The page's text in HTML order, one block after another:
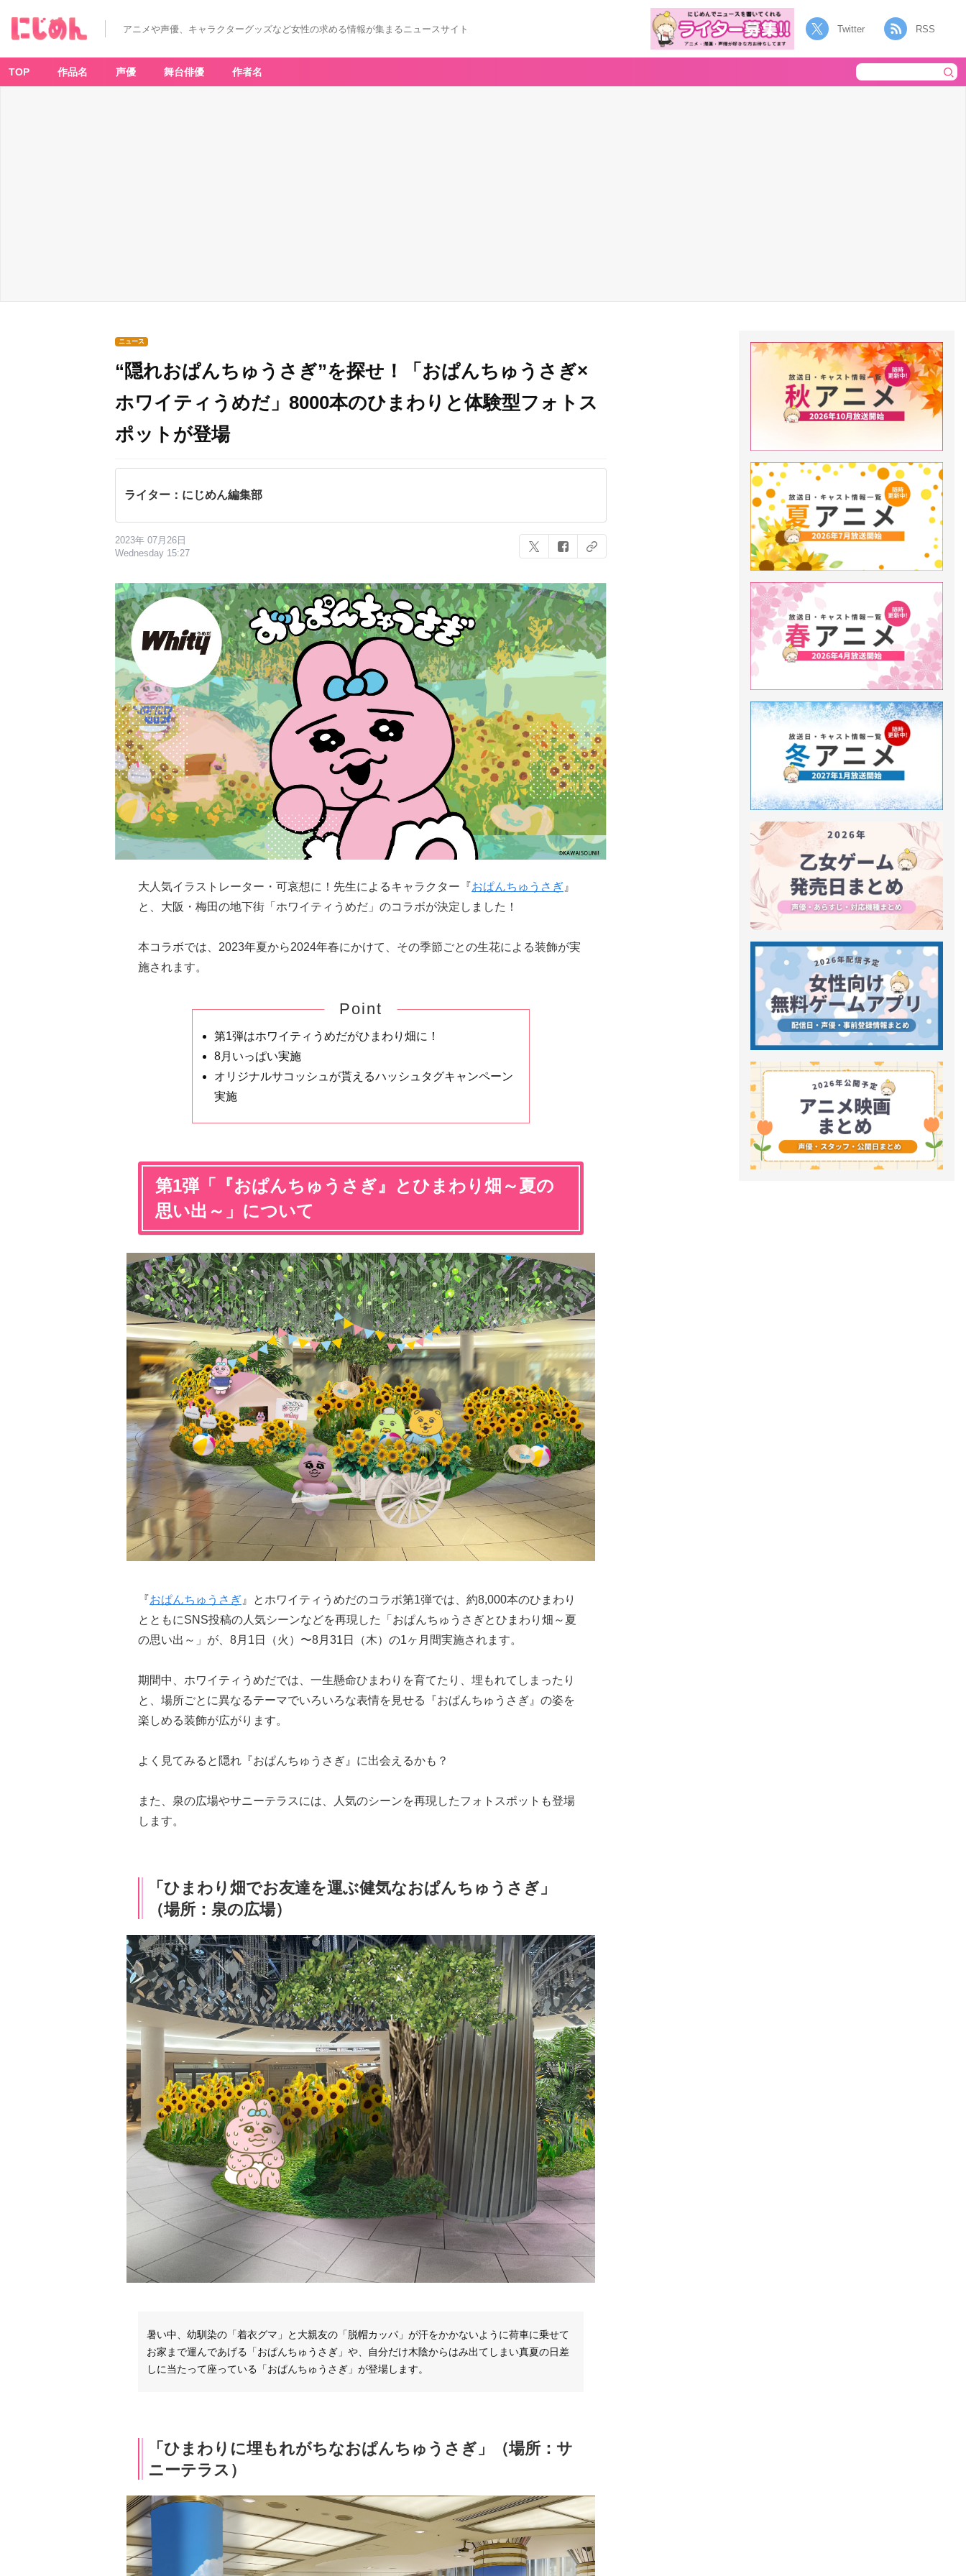
アニメや声優、キャラクターグッズなど女性の求める情報が集まるニュースサイト Twitter RSS
TOP 作品名 声優 舞台俳優 作者名
ニュース
“隠れおぱんちゅうさぎ”を探せ！「おぱんちゅうさぎ×
ホワイティうめだ」8000本のひまわりと体験型フォトス
ポットが登場
ライター：にじめん編集部
2023年 07月26日
Wednesday 15:27
大人気イラストレーター・可哀想に！先生によるキャラクター『おぱんちゅうさぎ 』
と、大阪・梅田の地下街「ホワイティうめだ」のコラボが決定しました！
本コラボでは、2023年夏から2024年春にかけて、その季節ごとの生花による装飾が実
施されます。
Point
第1弾はホワイティうめだがひまわり畑に！
8月いっぱい実施
オリジナルサコッシュが貰えるハッシュタグキャンペーン
実施
第1弾「『おぱんちゅうさぎ』とひまわり畑～夏の
思い出～」について
『おぱんちゅうさぎ 』とホワイティうめだのコラボ第1弾では、約8,000本のひまわり
とともにSNS投稿の人気シーンなどを再現した「おぱんちゅうさぎとひまわり畑～夏
の思い出～」が、8月1日（火）〜8月31日（木）の1ヶ月間実施されます。
期間中、ホワイティうめだでは、一生懸命ひまわりを育てたり、埋もれてしまったり
と、場所ごとに異なるテーマでいろいろな表情を見せる『おぱんちゅうさぎ』の姿を
楽しめる装飾が広がります。
よく見てみると隠れ『おぱんちゅうさぎ』に出会えるかも？
また、泉の広場やサニーテラスには、人気のシーンを再現したフォトスポットも登場
します。
「ひまわり畑でお友達を運ぶ健気なおぱんちゅうさぎ」
（場所：泉の広場）
暑い中、幼馴染の「着衣グマ」と大親友の「脱帽カッパ」が汗をかかないように荷車に乗せて
お家まで運んであげる「おぱんちゅうさぎ」や、自分だけ木陰からはみ出てしまい真夏の日差
しに当たって座っている「おぱんちゅうさぎ」が登場します。
「ひまわりに埋もれがちなおぱんちゅうさぎ」（場所：サ
ニーテラス）